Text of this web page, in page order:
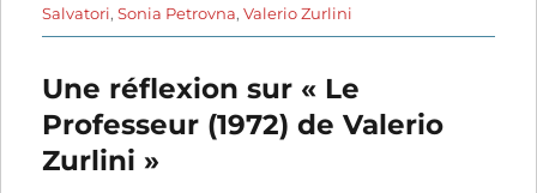
Salvatori,Sonia Petrovna,Valerio Zurlini
Une réflexion sur « Le
Professeur (1972) de Valerio
Zurlini »